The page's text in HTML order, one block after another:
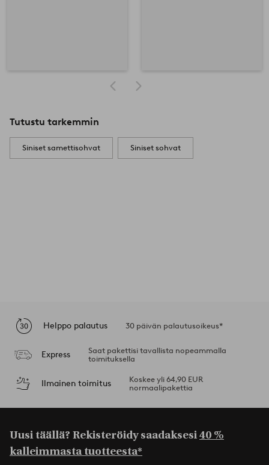
Tutustu tarkemmin
Siniset samettisohvat Siniset sohvat
Helppo palautus 30 päivän palautusoikeus*
Express
Saat pakettisi tavallista nopeammalla
toimituksella
Ilmainen toimitus
Koskee yli 64,90 EUR
normaalipakettia
Uusi täällä? Rekisteröidy saadaksesi40 %
kalleimmasta tuotteesta*